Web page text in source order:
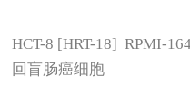
HCT-8 [HRT-18] RPMI-
回盲肠癌细胞